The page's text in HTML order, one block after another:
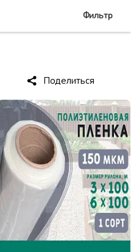
Поделиться
Фильтр